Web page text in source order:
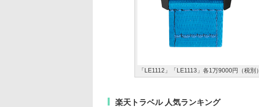
「LE1112」「LE1113」各1万9000円（税別）
楽天トラベル 人気ランキング